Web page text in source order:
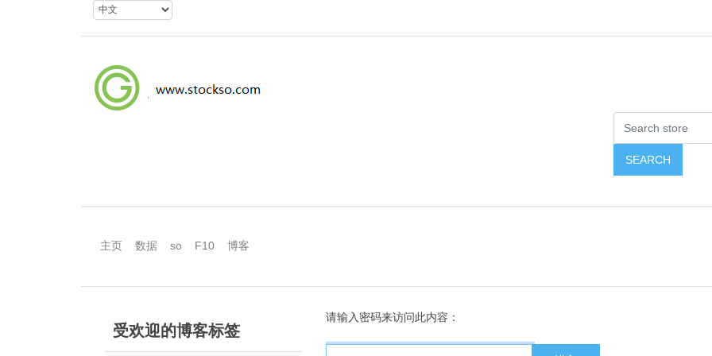
主页 数据 so F10 博客
受欢迎的博客标签
请输入密码来访问此内容：